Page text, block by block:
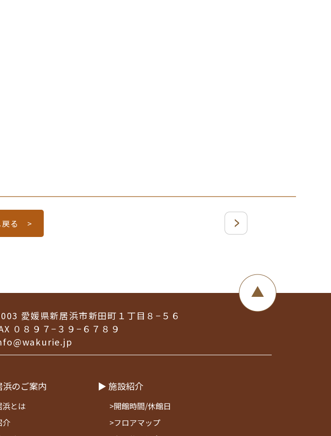
戻る >
愛媛県新居浜市新田町１丁目８−５６
０８９７−３９−６７８９
のご案内
とは
介
▶ 施設紹介
>開館時間/休館日
>フロアマップ